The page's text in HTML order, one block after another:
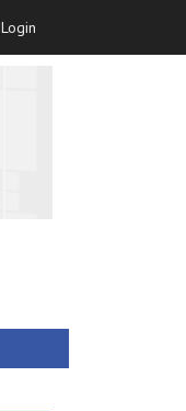
Login